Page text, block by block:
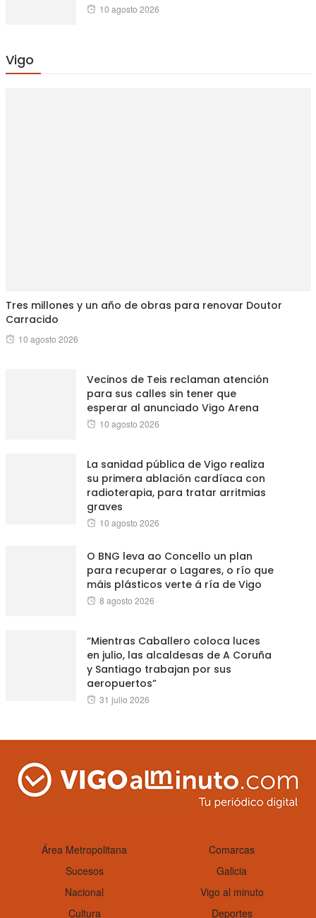
Posted
10 agosto 2026
Vigo
Tres millones y un año de obras para renovar Doutor
Carracido
Posted
10 agosto 2026
Vecinos de Teis reclaman atención
para sus calles sin tener que
esperar al anunciado Vigo Arena
Posted
10 agosto 2026
La sanidad pública de Vigo realiza
su primera ablación cardíaca con
radioterapia, para tratar arritmias
graves
Posted
10 agosto 2026
O BNG leva ao Concello un plan
para recuperar o Lagares, o río que
máis plásticos verte á ría de Vigo
Posted
8 agosto 2026
“Mientras Caballero coloca luces
en julio, las alcaldesas de A Coruña
y Santiago trabajan por sus
aeropuertos”
Posted
31 julio 2026
Área Metropolitana
Comarcas
Sucesos
Galicia
Nacional
Vigo al minuto
Cultura
Deportes